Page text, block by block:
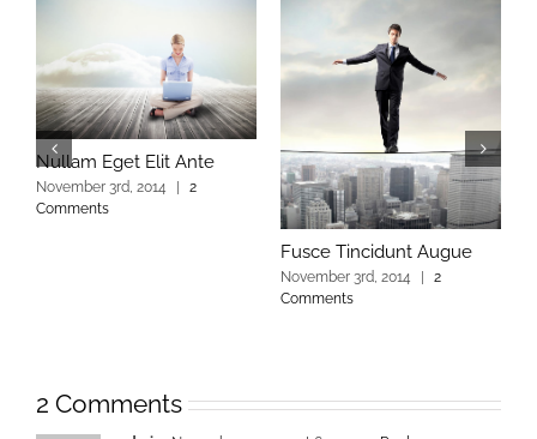
Nullam Eget Elit Ante
November 3rd, 2014 |
2
Comments
Fusce Tincidunt Augue
November 3rd, 2014
2
Comments
2 Comments